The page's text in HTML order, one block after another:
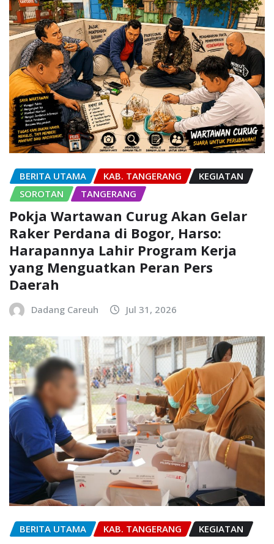
BERITA UTAMA KAB. TANGERANG
KEGIATAN
SOROTAN
TANGERANG
Pokja Wartawan Curug Akan Gelar
Raker Perdana di Bogor, Harso:
Harapannya Lahir Program Kerja
yang Menguatkan Peran Pers
Daerah
Dadang Careuh Jul 31, 2026
BERITA UTAMA KAB. TANGERANG KEGIATAN